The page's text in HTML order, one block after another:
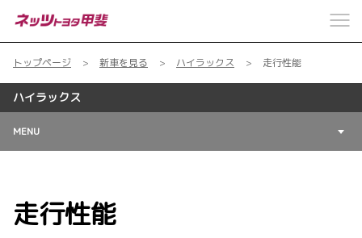
トップページ 新車を見る ハイラックス 走行性能
ハイラックス
MENU
走行性能